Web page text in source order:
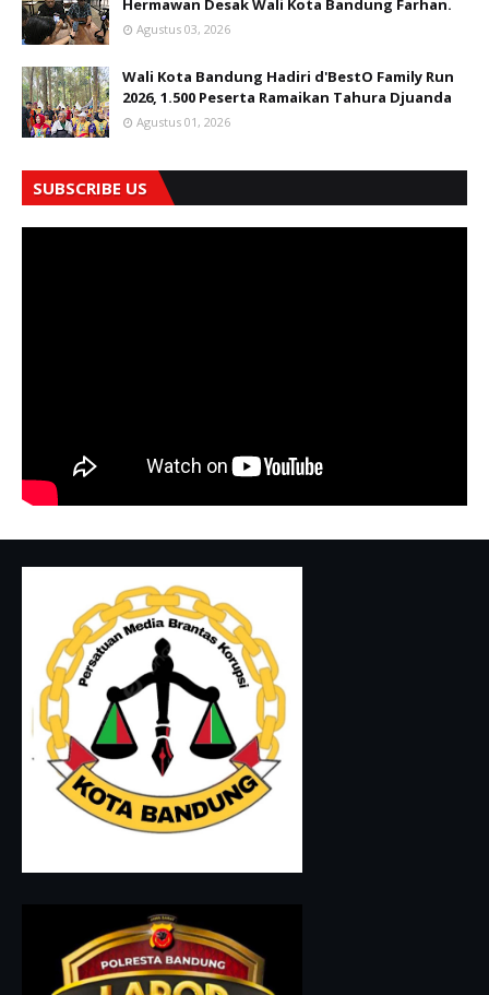
Hermawan Desak Wali Kota Bandung Farhan.
Agustus 03, 2026
Wali Kota Bandung Hadiri d'BestO Family Run
2026, 1.500 Peserta Ramaikan Tahura Djuanda
Agustus 01, 2026
SUBSCRIBE US